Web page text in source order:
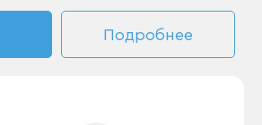
Подробнее